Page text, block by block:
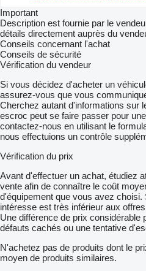
Important
Description est fournie par le
détails directement auprès du
Conseils concernant l'achat
Conseils de sécurité
Vérification du vendeur
Si vous décidez d'acheter un
assurez-vous que vous
Cherchez autant d'informations sur
escroc peut se faire passer pour
contactez-nous en utilisant le
nous effectuions un contrôle
Vérification du prix
Avant d'effectuer un achat, étudiez
vente afin de connaître le coût
d'équipement que vous avez choisi.
intéresse est très inférieur aux
Une différence de prix considérable
défauts cachés ou une tentative
N'achetez pas de produits dont le
moyen de produits similaires.